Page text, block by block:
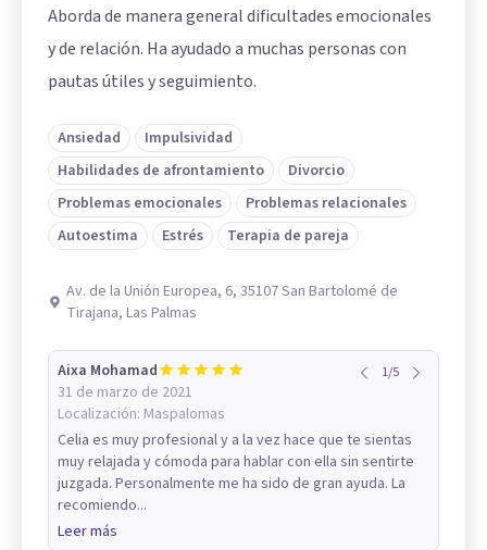
Aborda de manera general dificultades emocionales
y de relación. Ha ayudado a muchas personas con
pautas útiles y seguimiento.
Ansiedad
Impulsividad
Habilidades de afrontamiento
Divorcio
Problemas emocionales
Problemas relacionales
Autoestima
Estrés Terapia de pareja
Av. de la Unión Europea, 6, 35107 San Bartolomé de
Tirajana, Las Palmas
Aixa Mohamad
31 de marzo de 2021
Localización: Maspalomas
1/5
Celia es muy profesional y a la vez hace que te sientas
muy relajada y cómoda para hablar con ella sin sentirte
juzgada. Personalmente me ha sido de gran ayuda. La
recomiendo...
Leer más